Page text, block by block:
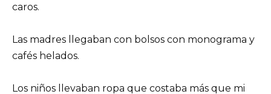
caros.
Las madres llegaban con bolsos con monograma y
cafés helados.
Los niños llevaban ropa que costaba más que mi